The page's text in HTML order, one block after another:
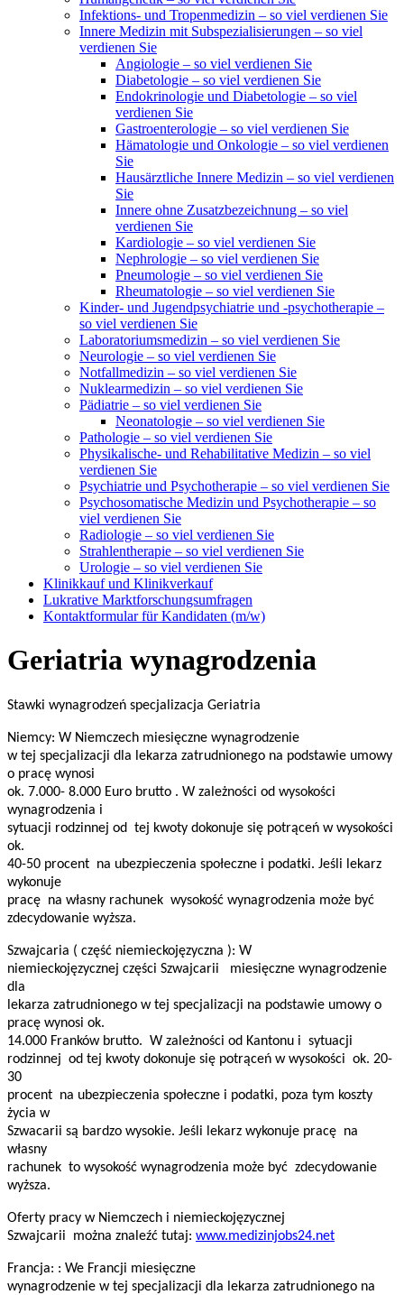
Infektions- und Tropenmedizin – so viel verdienen Sie
Innere Medizin mit Subspezialisierungen – so viel
verdienen Sie
Angiologie – so viel verdienen Sie
Diabetologie – so viel verdienen Sie
Endokrinologie und Diabetologie – so viel
verdienen Sie
Gastroenterologie – so viel verdienen Sie
Hämatologie und Onkologie – so viel verdienen
Sie
Hausärztliche Innere Medizin – so viel verdienen
Sie
Innere ohne Zusatzbezeichnung – so viel
verdienen Sie
Kardiologie – so viel verdienen Sie
Nephrologie – so viel verdienen Sie
Pneumologie – so viel verdienen Sie
Rheumatologie – so viel verdienen Sie
Kinder- und Jugendpsychiatrie und -psychotherapie –
so viel verdienen Sie
Laboratoriumsmedizin – so viel verdienen Sie
Neurologie – so viel verdienen Sie
Notfallmedizin – so viel verdienen Sie
Nuklearmedizin – so viel verdienen Sie
Pädiatrie – so viel verdienen Sie
Neonatologie – so viel verdienen Sie
Pathologie – so viel verdienen Sie
Physikalische- und Rehabilitative Medizin – so viel
verdienen Sie
Psychiatrie und Psychotherapie – so viel verdienen Sie
Psychosomatische Medizin und Psychotherapie – so
viel verdienen Sie
Radiologie – so viel verdienen Sie
Strahlentherapie – so viel verdienen Sie
Urologie – so viel verdienen Sie
Klinikkauf und Klinikverkauf
Lukrative Marktforschungsumfragen
Kontaktformular für Kandidaten (m/w)
Geriatria wynagrodzenia
Stawki wynagrodzeń specjalizacja Geriatria
Niemcy: W Niemczech miesięczne wynagrodzenie
w tej specjalizacji dla lekarza zatrudnionego na podstawie umowy
o pracę wynosi
ok. 7.000- 8.000 Euro brutto . W zależności od wysokości
wynagrodzenia i
sytuacji rodzinnej od tej kwoty dokonuje się potrąceń w wysokości
ok.
40-50 procent na ubezpieczenia społeczne i podatki. Jeśli lekarz
wykonuje
pracę na własny rachunek wysokość wynagrodzenia może być
zdecydowanie wyższa.
Szwajcaria ( część niemieckojęzyczna ): W
niemieckojęzycznej części Szwajcarii miesięczne wynagrodzenie
dla
lekarza zatrudnionego w tej specjalizacji na podstawie umowy o
pracę wynosi ok.
14.000 Franków brutto. W zależności od Kantonu i sytuacji
rodzinnej od tej kwoty dokonuje się potrąceń w wysokości ok. 20-
30
procent na ubezpieczenia społeczne i podatki, poza tym koszty
życia w
Szwacarii są bardzo wysokie. Jeśli lekarz wykonuje pracę na
własny
rachunek to wysokość wynagrodzenia może być zdecydowanie
wyższa.
Oferty pracy w Niemczech i niemieckojęzycznej
Szwajcarii można znaleźć tutaj: www.medizinjobs24.net
Francja: : We Francji miesięczne
wynagrodzenie w tej specjalizacji dla lekarza zatrudnionego na